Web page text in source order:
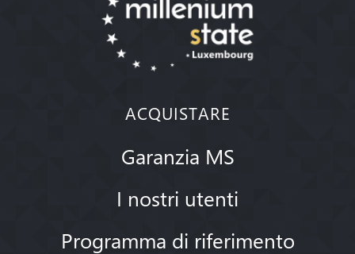
ACQUISTARE
Garanzia MS
I nostri utenti
Programma di riferimento